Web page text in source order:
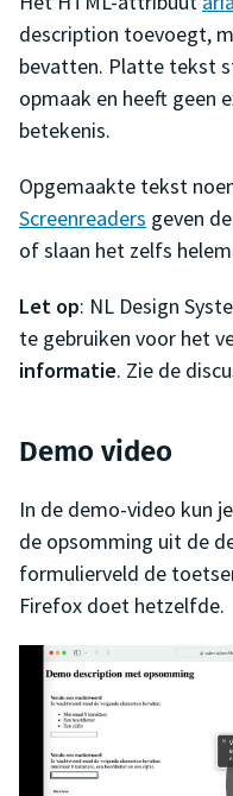
description toevoegt,
bevatten. Platte tekst
opmaak en heeft geen
betekenis.
Opgemaakte tekst
Screenreaders geven
of slaan het zelfs
Let op: NL Design
te gebruiken voor het
informatie. Zie de
Demo video
In de demo-video kun
de opsomming uit de
formulierveld de
Firefox doet hetzelfde.